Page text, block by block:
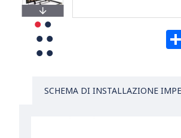
SCHEMA DI INSTALLAZIONE